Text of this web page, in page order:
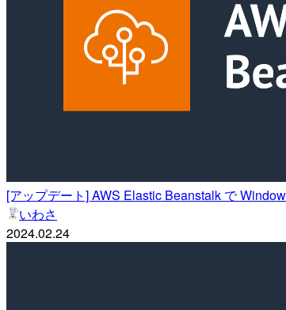
[アップデート] AWS Elastic Beanstalk で
いわさ
2024.02.24